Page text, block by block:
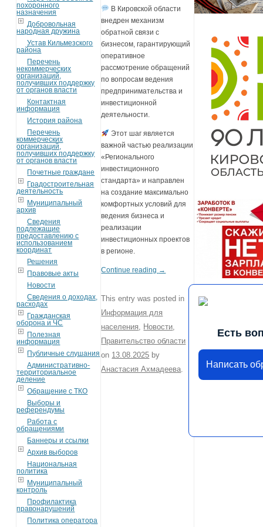
похоронного
назначения
Добровольная
народная дружина
Устав Кильмезского
района
Перечень
некоммерческих
организаций,
получивших поддержку
от органов власти
Контактная
информация
История района
Перечень
коммерческих
организаций,
получивших поддержку
от органов власти
Почетные граждане
Градостроительная
деятельность
Муниципальный
архив
Сведения
подлежащие
предоставлению с
использованием
координат
Решения
Правовые акты
Новости
Сведения о доходах,
расходах
Гражданская
оборона и ЧС
Полезная
информация
Публичные слушания
Административно-
территориальное
деление
Обращение с ТКО
Выборы и
референдумы
Работа с
обращениями
Баннеры и ссылки
Архив выборов
Национальная
политика
Муниципальный
контроль
Профилактика
правонарушений
Политика оператора
В Кировской области
внедрен механизм
обратной связи с
бизнесом, гарантирующий
оперативное
рассмотрение обращений
по вопросам ведения
предпринимательства и
инвестиционной
деятельности.
Этот шаг является
важной частью реализации
«Регионального
инвестиционного
стандарта» и направлен
на создание максимально
комфортных условий для
ведения бизнеса и
реализации
инвестиционных проектов
в регионе.
Continue reading →
This entry was posted in
Информация для
населения
Новости
Правительство области
on 13.08.2025 by
Анастасия Ахмадеева
Есть
Написать